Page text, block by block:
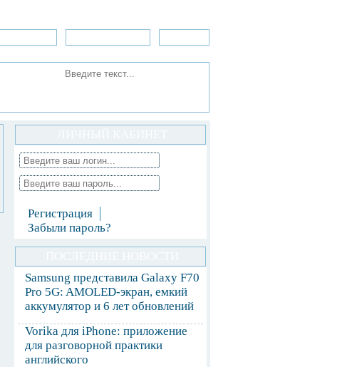
Регистрация
Забыли пароль?
Samsung представила Galaxy F70
Pro 5G: AMOLED-экран, емкий
аккумулятор и 6 лет обновлений
Vorika для iPhone: приложение
для разговорной практики
английского